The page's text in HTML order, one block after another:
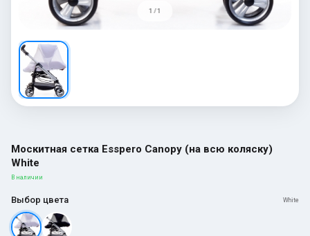
1 / 1
Москитная сетка Esspero Canopy (на всю коляску)
White
В наличии
Выбор цвета White